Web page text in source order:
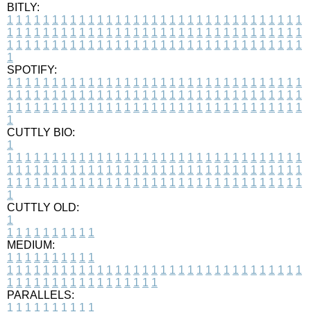
BITLY:
1 1 1 1 1 1 1 1 1 1 1 1 1 1 1 1 1 1 1 1 1 1 1 1 1 1 1 1 1 1 1 1 1
1 1 1 1 1 1 1 1 1 1 1 1 1 1 1 1 1 1 1 1 1 1 1 1 1 1 1 1 1 1 1 1 1
1 1 1 1 1 1 1 1 1 1 1 1 1 1 1 1 1 1 1 1 1 1 1 1 1 1 1 1 1 1 1 1 1
1
SPOTIFY:
1 1 1 1 1 1 1 1 1 1 1 1 1 1 1 1 1 1 1 1 1 1 1 1 1 1 1 1 1 1 1 1 1
1 1 1 1 1 1 1 1 1 1 1 1 1 1 1 1 1 1 1 1 1 1 1 1 1 1 1 1 1 1 1 1 1
1 1 1 1 1 1 1 1 1 1 1 1 1 1 1 1 1 1 1 1 1 1 1 1 1 1 1 1 1 1 1 1 1
1
CUTTLY BIO:
1
1 1 1 1 1 1 1 1 1 1 1 1 1 1 1 1 1 1 1 1 1 1 1 1 1 1 1 1 1 1 1 1 1
1 1 1 1 1 1 1 1 1 1 1 1 1 1 1 1 1 1 1 1 1 1 1 1 1 1 1 1 1 1 1 1 1
1 1 1 1 1 1 1 1 1 1 1 1 1 1 1 1 1 1 1 1 1 1 1 1 1 1 1 1 1 1 1 1 1
1
CUTTLY OLD:
1
1 1 1 1 1 1 1 1 1 1
MEDIUM:
1 1 1 1 1 1 1 1 1 1
1 1 1 1 1 1 1 1 1 1 1 1 1 1 1 1 1 1 1 1 1 1 1 1 1 1 1 1 1 1 1 1 1
1 1 1 1 1 1 1 1 1 1 1 1 1 1 1 1 1
PARALLELS:
1 1 1 1 1 1 1 1 1 1